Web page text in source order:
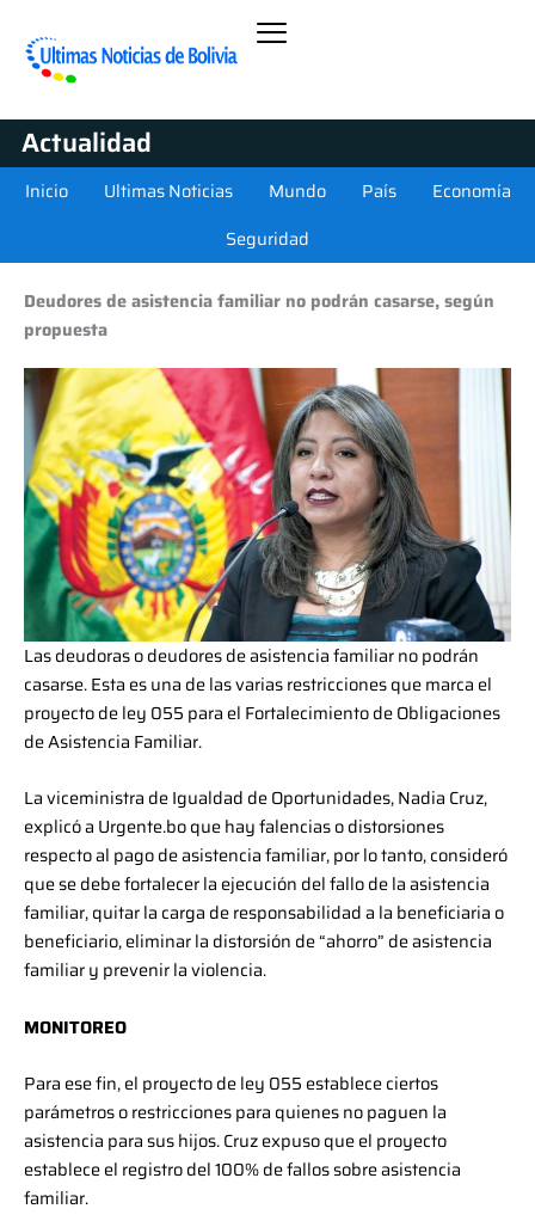
Actualidad
Inicio Ultimas Noticias Mundo País
Economía
Seguridad
Deudores de asistencia familiar no podrán casarse, según
propuesta
Las deudoras o deudores de asistencia familiar no podrán
casarse. Esta es una de las varias restricciones que marca el
proyecto de ley 055 para el Fortalecimiento de Obligaciones
de Asistencia Familiar.
La viceministra de Igualdad de Oportunidades, Nadia Cruz,
explicó a Urgente.bo que hay falencias o distorsiones
respecto al pago de asistencia familiar, por lo tanto, consideró
que se debe fortalecer la ejecución del fallo de la asistencia
familiar, quitar la carga de responsabilidad a la beneficiaria o
beneficiario, eliminar la distorsión de “ahorro” de asistencia
familiar y prevenir la violencia.
MONITOREO
Para ese fin, el proyecto de ley 055 establece ciertos
parámetros o restricciones para quienes no paguen la
asistencia para sus hijos. Cruz expuso que el proyecto
establece el registro del 100% de fallos sobre asistencia
familiar.